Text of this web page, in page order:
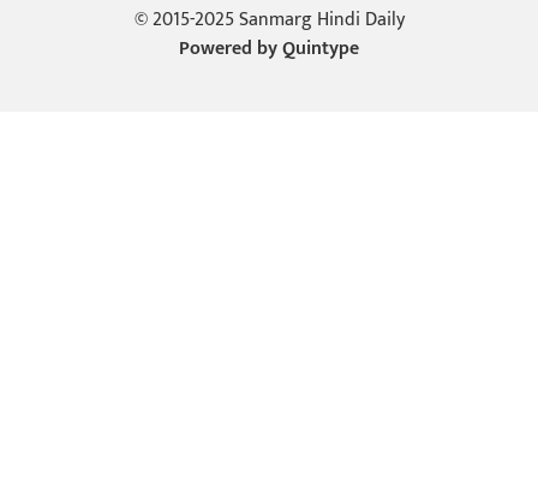
© 2015-2025 Sanmarg Hindi Daily
Powered byQuintype